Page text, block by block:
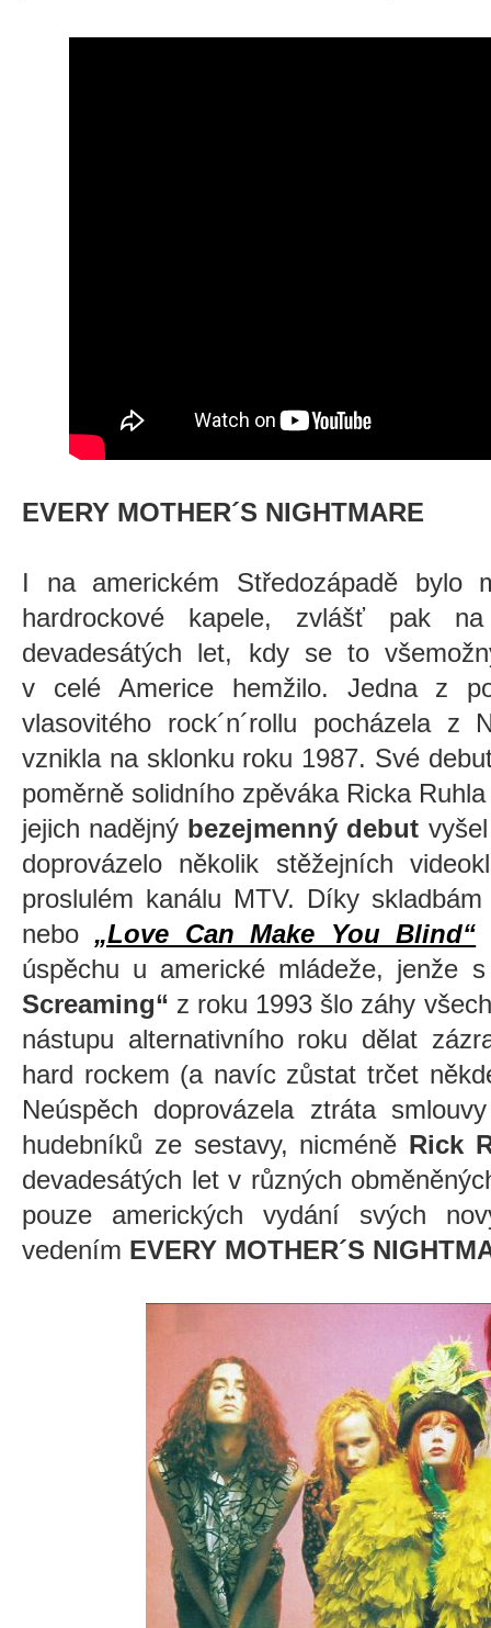
EVERY MOTHER´S NIGHTMARE
I na americkém Středozápadě bylo
hardrockové kapele, zvlášť pak
devadesátých let, kdy se to
v celé Americe hemžilo. Jedna z
vlasovitého rock´n´rollu pocházela z
vznikla na sklonku roku 1987. Své
poměrně solidního zpěváka Ricka
jejich nadějný bezejmenný debut
doprovázelo několik stěžejních
proslulém kanálu MTV. Díky
nebo „Love Can Make You Blind“
úspěchu u americké mládeže, jenže
Screaming“ z roku 1993 šlo záhy
nástupu alternativního roku dělat
hard rockem (a navíc zůstat trčet
Neúspěch doprovázela ztráta
hudebníků ze sestavy, nicméně Rick
devadesátých let v různých
pouze amerických vydání svých
vedením EVERY MOTHER´S